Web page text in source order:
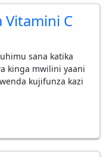
Vitamini C
sana katika
kinga mwilini yaani
kujifunza kazi